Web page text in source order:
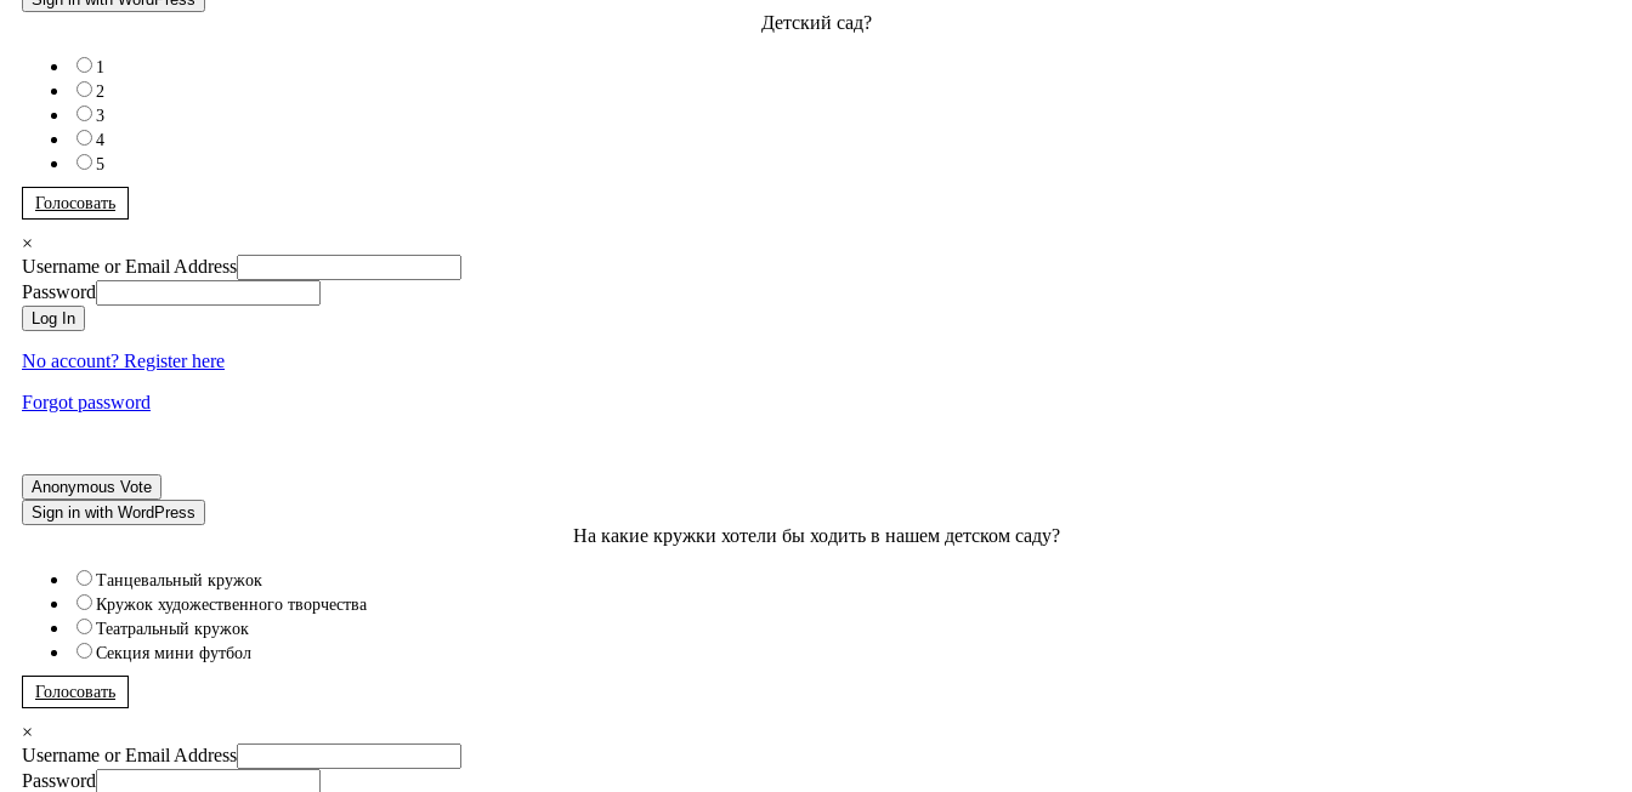
Детский сад?
1
2
3
4
5
Голосовать
×
Username or Email Address
Password
Log In
No account? Register here
Forgot password
Anonymous Vote
Sign in with WordPress
На какие кружки хотели бы ходить в нашем детском саду?
Танцевальный кружок
Кружок художественного творчества
Театральный кружок
Секция мини футбол
Голосовать
×
Username or Email Address
Password